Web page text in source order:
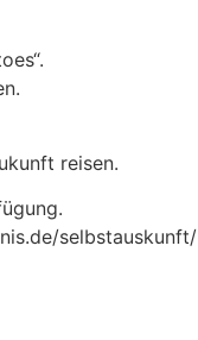
reisen.
selbstauskunft/